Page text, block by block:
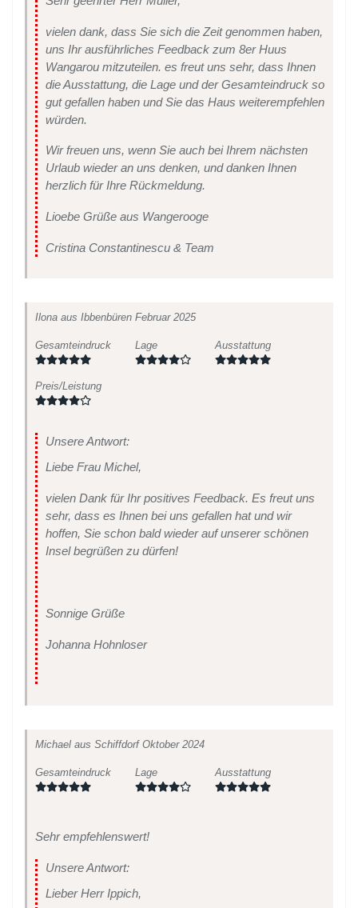
vielen dank, dass Sie sich die Zeit genommen haben,
uns Ihr ausführliches Feedback zum 8er Huus
Wangarou mitzuteilen. es freut uns sehr, dass Ihnen
die Ausstattung, die Lage und der Gesamteindruck so
gut gefallen haben und Sie das Haus weiterempfehlen
würden.
Wir freuen uns, wenn Sie auch bei Ihrem nächsten
Urlaub wieder an uns denken, und danken Ihnen
herzlich für Ihre Rückmeldung.
Lioebe Grüße aus Wangerooge
Cristina Constantinescu & Team
Ilona aus Ibbenbüren Februar 2025
Gesamteindruck Lage Ausstattung
Preis/Leistung
Unsere Antwort:
Liebe Frau Michel,
vielen Dank für Ihr positives Feedback. Es freut uns
sehr, dass es Ihnen bei uns gefallen hat und wir
hoffen, Sie schon bald wieder auf unserer schönen
Insel begrüßen zu dürfen!
Sonnige Grüße
Johanna Hohnloser
Michael aus Schiffdorf Oktober 2024
Gesamteindruck Lage Ausstattung
Sehr empfehlenswert!
Unsere Antwort:
Lieber Herr Ippich,